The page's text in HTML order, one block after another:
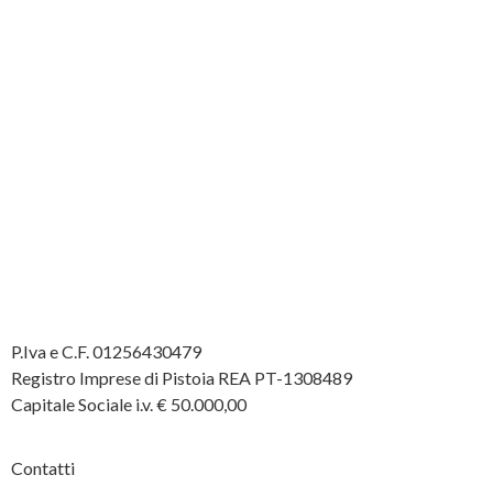
P.Iva e C.F. 01256430479
Registro Imprese di Pistoia REA PT-1308489
Capitale Sociale i.v. € 50.000,00
Contatti